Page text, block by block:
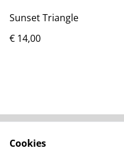
Sunset Triangle
€ 14,00
Kontaktieren Sie uns
Cookies